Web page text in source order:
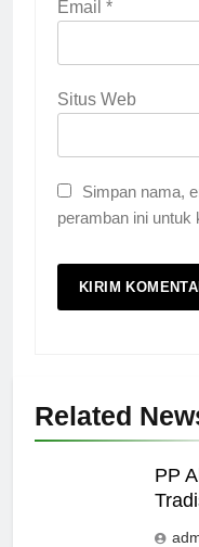
Email *
Situs Web
Simpan nama,
peramban ini untuk
Related
PP